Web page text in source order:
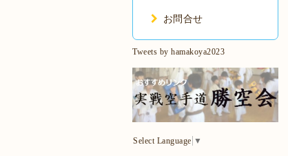
お問合せ
Tweets by hamakoya2023
Select Language ▼